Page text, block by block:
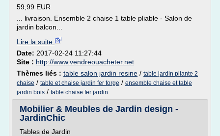
59,99 EUR
... livraison. Ensemble 2 chaise 1 table pliable - Salon de
jardin balcon...
Lire la suite
Date: 2017-02-24 11:27:44
Site : http://www.vendreouacheter.net
Thèmes liés : table salon jardin resine / table jardin pliante 2
chaise / table et chaise jardin fer forge / ensemble chaise et table
jardin bois / table chaise fer jardin
Mobilier & Meubles de Jardin design -
JardinChic
Tables de Jardin